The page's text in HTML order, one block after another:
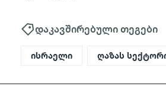
დაკავშირებული თეგები
ისრაელი ღაზას